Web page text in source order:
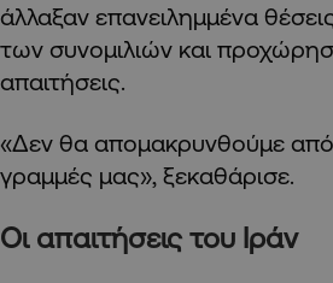
άλλαξαν επανειλημμένα
των συνομιλιών και
απαιτήσεις.
«Δεν θα απομακρυνθούμε από
γραμμές μας», ξεκαθάρισε.
Οι απαιτήσεις του Ιράν